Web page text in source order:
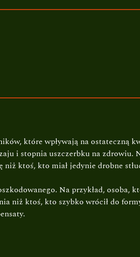
które wpływają na ostateczną
i stopnia uszczerbku na zdrowiu.
niż ktoś, kto miał jedynie drobne
Na przykład, osoba,
niż ktoś, kto szybko wrócił do